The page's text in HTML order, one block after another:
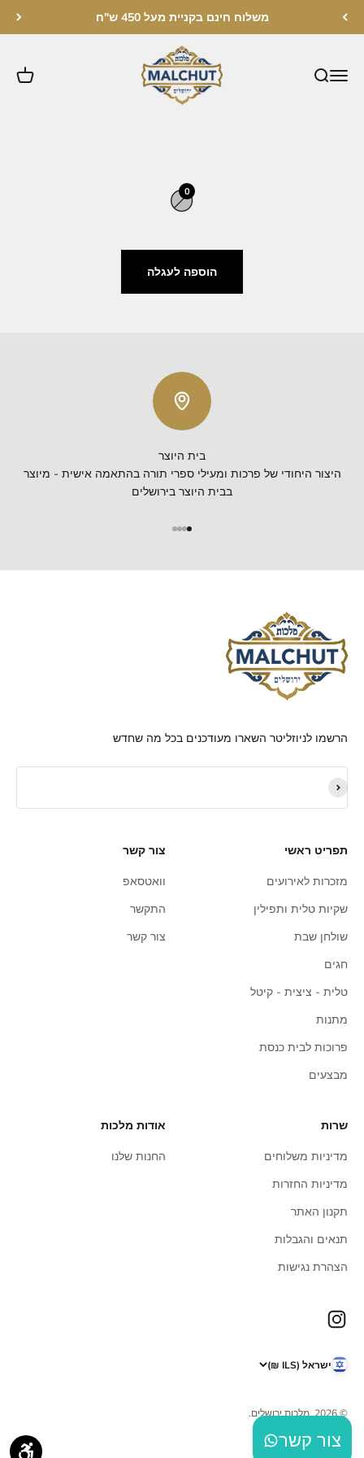
משלוח חינם בקניית מעל 450 ש"ח
מלכות ירושלים
והקדושה של ספר התורה היקר שלך.
התענגו על הפאר של עטיפות ספר התורה שלנו, הידועות גם בתור
עטיפות תורה, בעבודת יד קפדנית ממגוון חומרים וחוטים, כולל עור,
פרווה, קטיפה וזמש. כל עטיפה היא עדות לאומנות המיומנת והמסירות
הנלווים לשמירה על דברי התורה האלוהיים. בחר מתוך מגוון של
טקסטורות וצבעים יוקרתיים כדי לעטר את ספר התורה שלך ביופי שאין
המעוטרים הללו, המעוטרים במוטיבים מורכבים ופרטים עדינים,
מסמלים את ההוד, הסמכות והיראת כבוד של התורות האלוהיות. תן
הוא עדות לאומנות המיומנת והמסירות הכרוכים בשמירה על דברי
התורה האלוהיים.
ולרומם את המסע הרוחני שלך.
0
הוספה לעגלה
בית היוצר
היצור היחודי של פרכות ומעילי ספרי תורה בהתאמה אישית - מיוצר
בבית היוצר בירושלים
הרשמו לניוזליטר השארו מעודכנים בכל מה שחדש
תפריט ראשי
מזכרות לאירועים
שקיות טלית ותפילין
שולחן שבת
חגים
טלית - ציצית - קיטל
מתנות
פרוכות לבית כנסת
מבצעים
צור קשר
וואטסאפ
התקשר
צור קשר
שרות
מדיניות משלוחים
מדיניות החזרות
תקנון האתר
תנאים והגבלות
הצהרת נגישות
אודות מלכות
החנות שלנו
ישראל (ILS ₪)
© 2026, מלכות ירושלים.
צור קשר